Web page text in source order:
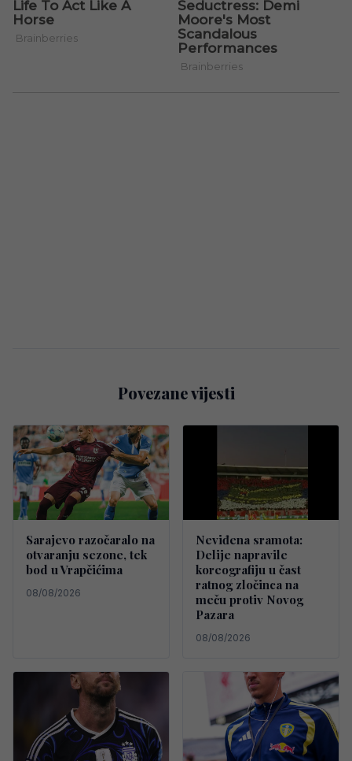
Povezane vijesti
Sarajevo razočaralo na
otvaranju sezone, tek
bod u Vrapčićima
08/08/2026
Neviđena sramota:
Delije napravile
koreografiju u čast
ratnog zločinca na
meču protiv Novog
Pazara
08/08/2026